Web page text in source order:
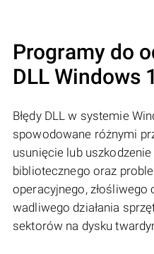
Programy do
DLL Windows
Błędy DLL w systemie
spowodowane różnymi
usunięcie lub uszkodzenie
bibliotecznego oraz
operacyjnego,
wadliwego działania
sektorów na dysku